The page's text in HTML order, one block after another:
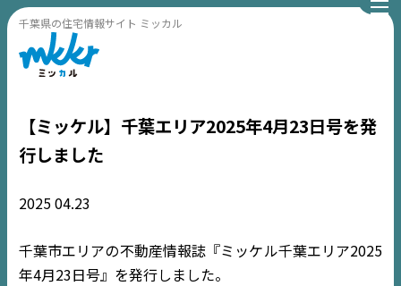
千葉県の住宅情報サイト ミッカル
【ミッケル】千葉エリア2025年4月23日号を発
行しました
202504.23
千葉市エリアの不動産情報誌『ミッケル千葉エリア2025
年4月23日号』を発行しました。